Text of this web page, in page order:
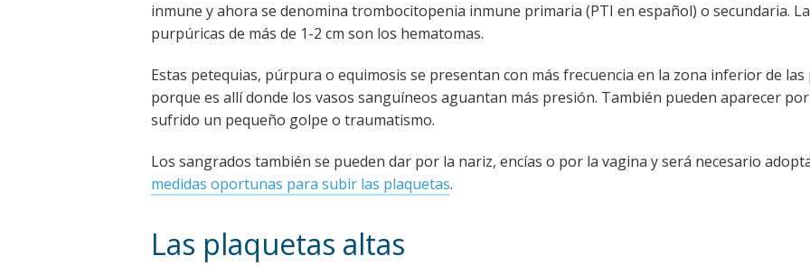
inmune y ahora se denomina trombocitopenia inmune primaria (PTI en español) o secundaria.
purpúricas de más de 1-2 cm son los hematomas.
Estas petequias, púrpura o equimosis se presentan con más frecuencia en la zona inferior de las
porque es allí donde los vasos sanguíneos aguantan más presión. También pueden aparecer
sufrido un pequeño golpe o traumatismo.
Los sangrados también se pueden dar por la nariz, encías o por la vagina y será necesario
medidas oportunas para subir las plaquetas.
Las plaquetas altas